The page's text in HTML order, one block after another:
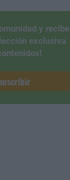
y recibe
exclusiva